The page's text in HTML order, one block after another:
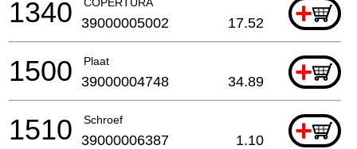
+
1340 39000005002 17.52
Plaat +
1500 39000004748 34.89
Schroef +
1510 39000006387 1.10